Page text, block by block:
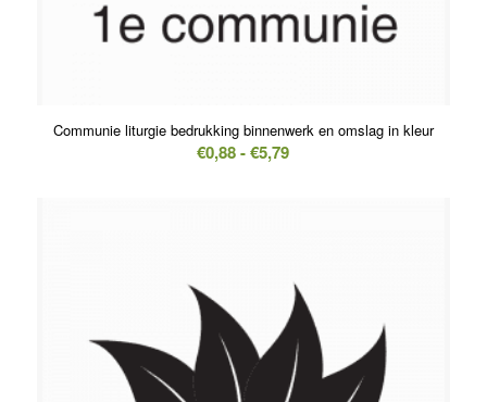
Communie liturgie bedrukking binnenwerk en omslag in kleur
€0,88 - €5,79Prijsklasse: